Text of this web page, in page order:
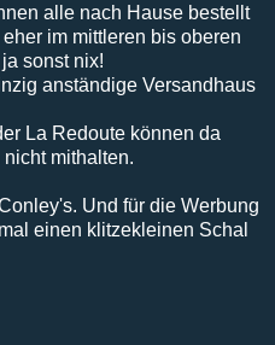
alle nach Hause bestellt
im mittleren bis oberen
sonst nix!
anständige Versandhaus
La Redoute können da
mithalten.
Und für die Werbung
einen klitzekleinen Schal